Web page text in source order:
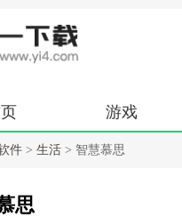
游戏
件 > 生活 > 智慧慕思
思